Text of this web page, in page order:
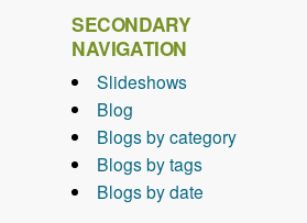
SECONDARY
NAVIGATION
Slideshows
Blog
Blogs by category
Blogs by tags
Blogs by date